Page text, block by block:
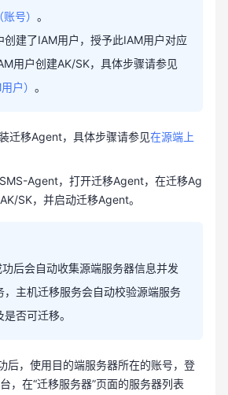
号） 。
创建了IAM用户，授予此IAM用户对应
用户创建AK/SK，具体步骤请参见
户） 。
迁移Agent，具体步骤请参见在源端上
Agent，打开迁移Agent，在迁移Ag
SK，并启动迁移Agent。
后会自动收集源端服务器信息并发
，主机迁移服务会自动校验源端服务
否可迁移。
后，使用目的端服务器所在的账号，登
，在“迁移服务器”页面的服务器列表